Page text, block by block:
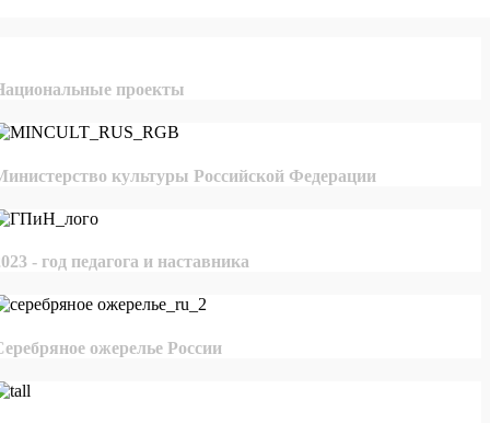
проекты
культуры Российской Федерации
- год педагога и наставника
ожерелье России